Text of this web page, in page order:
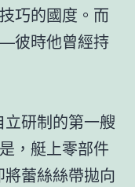
巧的國度。而
彼時他曾經持
研制的第一艘
，艇上零部件
蕾絲絲帶拋向